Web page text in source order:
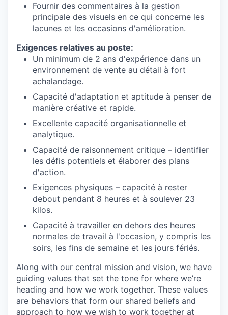
Fournir des commentaires à la gestion
principale des visuels en ce qui concerne les
lacunes et les occasions d'amélioration.
Exigences relatives au poste:
Un minimum de 2 ans d'expérience dans un
environnement de vente au détail à fort
achalandage.
Capacité d'adaptation et aptitude à penser de
manière créative et rapide.
Excellente capacité organisationnelle et
analytique.
Capacité de raisonnement critique – identifier
les défis potentiels et élaborer des plans
d'action.
Exigences physiques – capacité à rester
debout pendant 8 heures et à soulever 23
kilos.
Capacité à travailler en dehors des heures
normales de travail à l'occasion, y compris les
soirs, les fins de semaine et les jours fériés.
Along with our central mission and vision, we have
guiding values that set the tone for where we’re
heading and how we work together. These values
are behaviors that form our shared beliefs and
approach to how we wish to work together at